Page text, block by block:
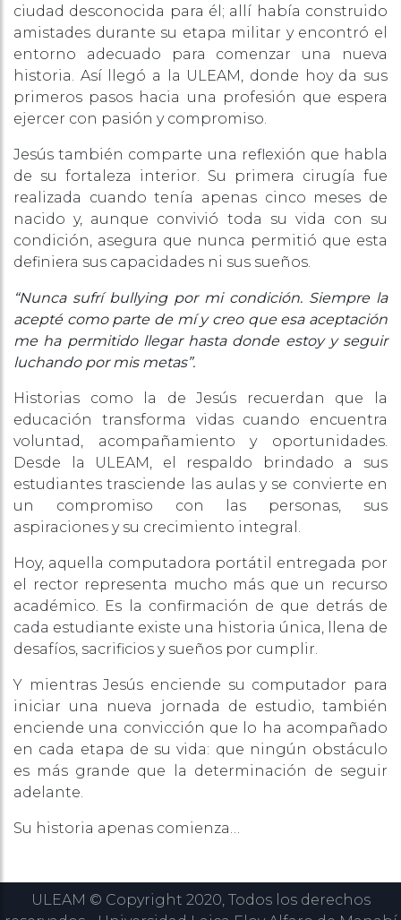
ciudad desconocida para él; allí había construido
amistades durante su etapa militar y encontró el
entorno adecuado para comenzar una nueva
historia. Así llegó a la ULEAM, donde hoy da sus
primeros pasos hacia una profesión que espera
ejercer con pasión y compromiso.
Jesús también comparte una reflexión que habla
de su fortaleza interior. Su primera cirugía fue
realizada cuando tenía apenas cinco meses de
nacido y, aunque convivió toda su vida con su
condición, asegura que nunca permitió que esta
definiera sus capacidades ni sus sueños.
“Nunca sufrí bullying por mi condición. Siempre la
acepté como parte de mí y creo que esa aceptación
me ha permitido llegar hasta donde estoy y seguir
luchando por mis metas”.
Historias como la de Jesús recuerdan que la
educación transforma vidas cuando encuentra
voluntad, acompañamiento y oportunidades.
Desde la ULEAM, el respaldo brindado a sus
estudiantes trasciende las aulas y se convierte en
un compromiso con las personas, sus
aspiraciones y su crecimiento integral.
Hoy, aquella computadora portátil entregada por
el rector representa mucho más que un recurso
académico. Es la confirmación de que detrás de
cada estudiante existe una historia única, llena de
desafíos, sacrificios y sueños por cumplir.
Y mientras Jesús enciende su computador para
iniciar una nueva jornada de estudio, también
enciende una convicción que lo ha acompañado
en cada etapa de su vida: que ningún obstáculo
es más grande que la determinación de seguir
adelante.
Su historia apenas comienza…
ULEAM © Copyright 2020, Todos los derechos